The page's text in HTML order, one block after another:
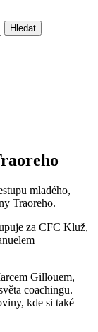
mladého,
Traoreho.
za CFC Kluž,
Gillouem,
coachingu.
kde si také